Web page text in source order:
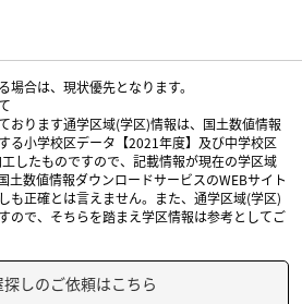
合は、現状優先となります。
おります通学区域(学区)情報は、国土数値情報
る小学校区データ【2021年度】及び中学校区
したものですので、記載情報が現在の学区域
土数値情報ダウンロードサービスのWEBサイト
も正確とは言えません。また、通学区域(学区)
ので、そちらを踏まえ学区情報は参考としてご
探しのご依頼はこちら